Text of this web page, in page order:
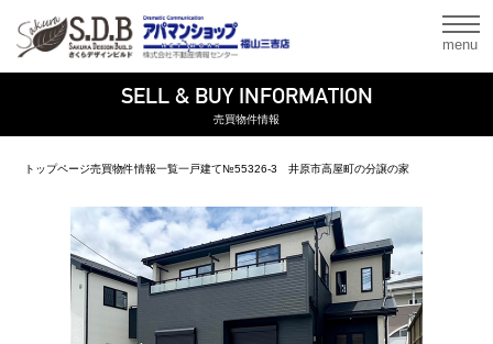
menu
SELL & BUY INFORMATION
売買物件情報
トップページ売買物件情報一覧一戸建て№55326-3 井原市高屋町の分譲の家